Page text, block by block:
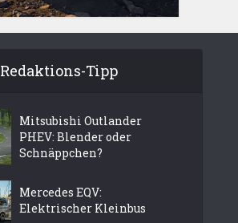
Redaktions-Tipp
Mitsubishi Outlander
PHEV: Blender oder
Schnäppchen?
Mercedes EQV:
Elektrischer Kleinbus